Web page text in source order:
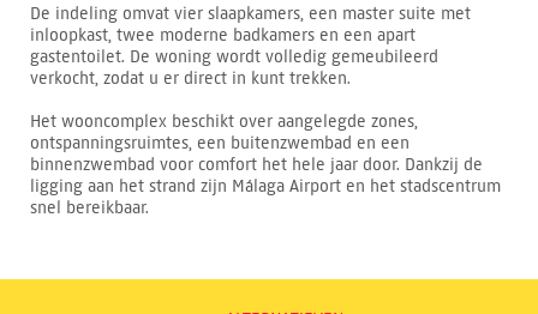
De indeling omvat vier slaapkamers, een master suite met
inloopkast, twee moderne badkamers en een apart
gastentoilet. De woning wordt volledig gemeubileerd
verkocht, zodat u er direct in kunt trekken.
Het wooncomplex beschikt over aangelegde zones,
ontspanningsruimtes, een buitenzwembad en een
binnenzwembad voor comfort het hele jaar door. Dankzij de
ligging aan het strand zijn Málaga Airport en het stadscentrum
snel bereikbaar.